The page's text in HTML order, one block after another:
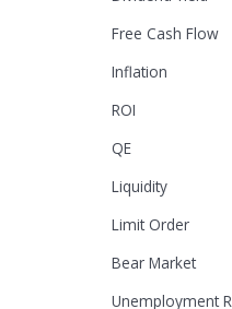
Free Cash Flow
Inflation
ROI
QE
Liquidity
Limit Order
Bear Market
Unemployment